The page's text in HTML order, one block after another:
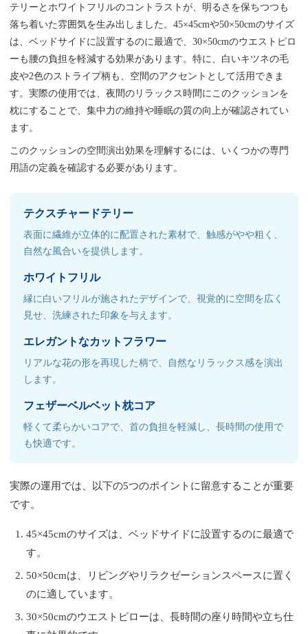
テリーとホワイトフリルのコントラストが、明るさを保ちつつも
落ち着いた雰囲気を生み出しました。45×45cmや50×50cmのサイズ
は、ベッドサイドに設置するのに最適で、30×50cmのウエストピロ
ーも腰の負担を軽減する効果があります。特に、白いキツネの毛
皮や2色のストライプ柄も、空間のアクセントとして活用できま
す。実際の使用では、夜間のリラックス時間にこのクッションを
枕にすることで、集中力の維持や睡眠の質の向上が確認されてい
ます。
このクッションの空間演出効果を理解するには、いくつかの専門
用語の定義を確認する必要があります。
テクスチャードテリー
表面に繊維が立体的に配置された素材で、触感がやや粗く、
自然な風合いを提供します。
ホワイトフリル
縁に白いフリルが施されたデザインで、視覚的に空間を広く
見せ、洗練された印象を与えます。
エレガントなカットフラワー
リアルな花の形を再現した柄で、自然なリラックス感を演出
します。
フェザーベルベット枕コア
軽くて柔らかいコアで、首の負担を軽減し、長時間の使用で
も快適です。
実際の運用では、以下の5つのポイントに留意することが重要
です。
45×45cmのサイズは、ベッドサイドに設置するのに最適で
す。
50×50cmは、リビングやリラクゼーションスペースに置く
のに適しています。
30×50cmのウエストピローは、長時間の座り時間や立ち仕